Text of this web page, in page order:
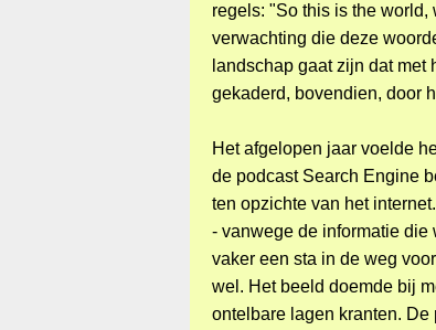
regels: "So this is the world,
verwachting die deze
landschap gaat zijn dat
gekaderd, bovendien, door
Het afgelopen jaar voelde
de podcast Search Engine
ten opzichte van het
- vanwege de informatie die
vaker een sta in de weg
wel. Het beeld doemde bij
ontelbare lagen kranten. De